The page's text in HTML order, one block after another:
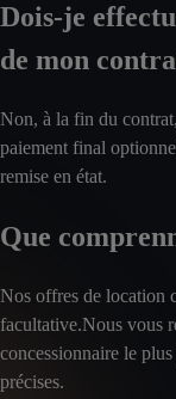
Dois-je
de mon
Non, à la fin du
paiement final
remise en état.
Que
Nos offres de location
facultative.Nous vous
concessionnaire le
précises.